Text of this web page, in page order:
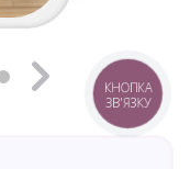
КНОПКА
ЗВ'ЯЗКУ